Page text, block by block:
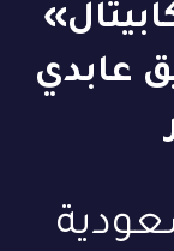
عابدي